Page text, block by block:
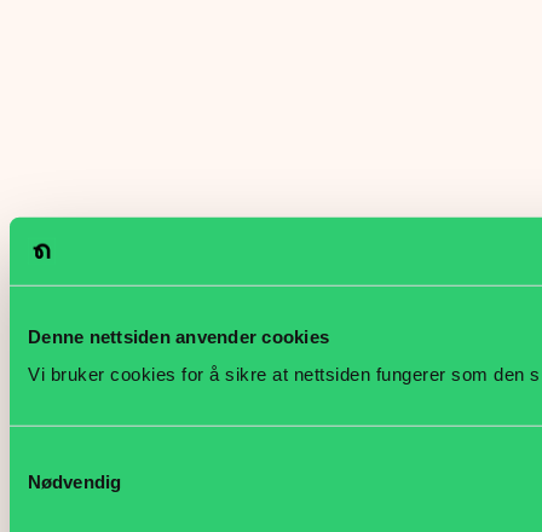
Denne nettsiden anvender cookies
Vi bruker cookies for å sikre at nettsiden fungerer som den
Nødvendig